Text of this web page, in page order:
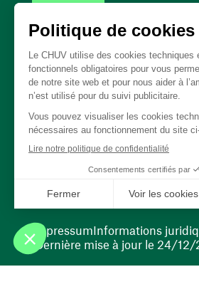
(ouvre une nouvelle
(ouvre une
Dernière mise à jour le 24/12/
ImpressumInformations